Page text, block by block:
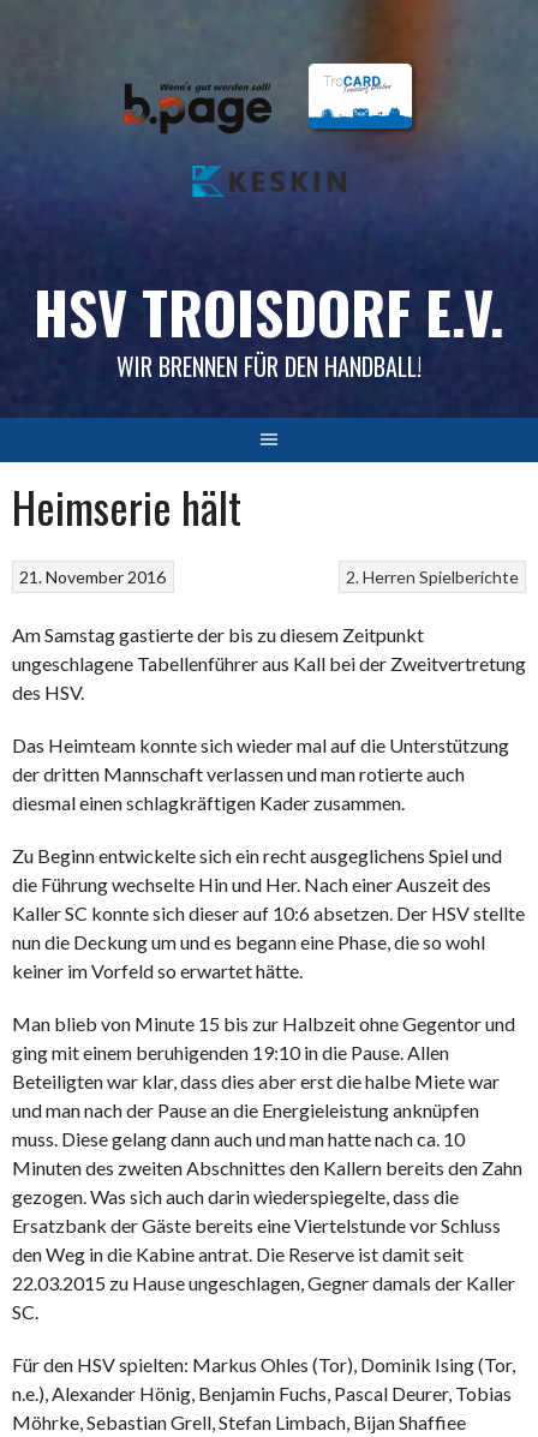
HSV TROISDORF E.V.
WIR BRENNEN FÜR DEN HANDBALL!
Heimserie hält
2. Herren Spielberichte
21. November 2016
Am Samstag gastierte der bis zu diesem Zeitpunkt
ungeschlagene Tabellenführer aus Kall bei der Zweitvertretung
des HSV.
Das Heimteam konnte sich wieder mal auf die Unterstützung
der dritten Mannschaft verlassen und man rotierte auch
diesmal einen schlagkräftigen Kader zusammen.
Zu Beginn entwickelte sich ein recht ausgeglichens Spiel und
die Führung wechselte Hin und Her. Nach einer Auszeit des
Kaller SC konnte sich dieser auf 10:6 absetzen. Der HSV stellte
nun die Deckung um und es begann eine Phase, die so wohl
keiner im Vorfeld so erwartet hätte.
Man blieb von Minute 15 bis zur Halbzeit ohne Gegentor und
ging mit einem beruhigenden 19:10 in die Pause. Allen
Beteiligten war klar, dass dies aber erst die halbe Miete war
und man nach der Pause an die Energieleistung anknüpfen
muss. Diese gelang dann auch und man hatte nach ca. 10
Minuten des zweiten Abschnittes den Kallern bereits den Zahn
gezogen. Was sich auch darin wiederspiegelte, dass die
Ersatzbank der Gäste bereits eine Viertelstunde vor Schluss
den Weg in die Kabine antrat. Die Reserve ist damit seit
22.03.2015 zu Hause ungeschlagen, Gegner damals der Kaller
SC.
Für den HSV spielten: Markus Ohles (Tor), Dominik Ising (Tor,
n.e.), Alexander Hönig, Benjamin Fuchs, Pascal Deurer, Tobias
Möhrke, Sebastian Grell, Stefan Limbach, Bijan Shaffiee